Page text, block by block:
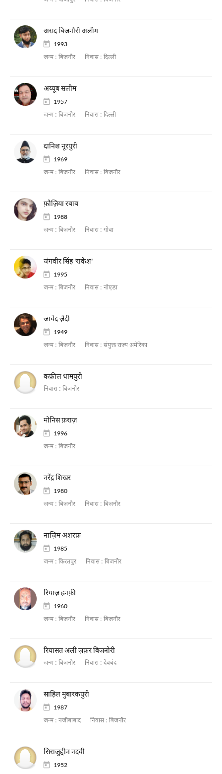
असद बिजनौरी अलीग
1993
जन्म : बिजनौर निवास : दिल्ली
अय्यूब सलीम
1957
जन्म : बिजनौर निवास : दिल्ली
दानिश नूरपुरी
1969
जन्म : बिजनौर निवास : बिजनौर
फ़ौज़िया रबाब
1988
जन्म : बिजनौर निवास : गोवा
जंगवीर सिंह 'राकेश'
1995
जन्म : बिजनौर निवास : नोएडा
जावेद ज़ैदी
1949
जन्म : बिजनौर निवास : संयुक्त राज्य अमेरिका
कफ़ील धामपुरी
निवास : बिजनौर
मोनिस फ़राज़
1996
जन्म : बिजनौर
नरेंद्र शिखर
1980
जन्म : बिजनौर निवास : बिजनौर
नाज़िम अशरफ़
1985
जन्म : किरतपुर निवास : बिजनौर
रियाज़ हनफ़ी
1960
जन्म : बिजनौर निवास : बिजनौर
रियासत अली ज़फ़र बिजनोरी
जन्म : बिजनौर निवास : देवबंद
साहिल मुबारकपुरी
1987
जन्म : नजीबाबाद निवास : बिजनौर
सिराजुद्दीन नदवी
1952